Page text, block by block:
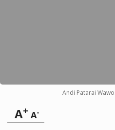
Andi Patarai
A+ A-